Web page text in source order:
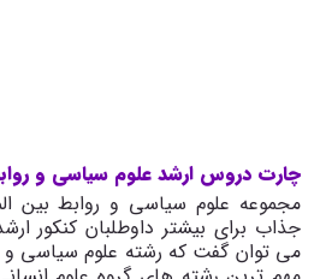
چارت دروس ارشد علوم سیاسی و
مجموعه علوم سیاسی و روابط بین
جذاب برای بیشتر داوطلبان کنکور
می توان گفت که رشته علوم سیاسی و